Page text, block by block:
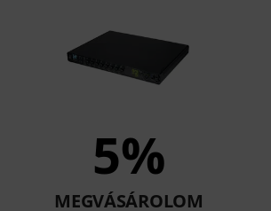
5%
MEGVÁSÁROLOM